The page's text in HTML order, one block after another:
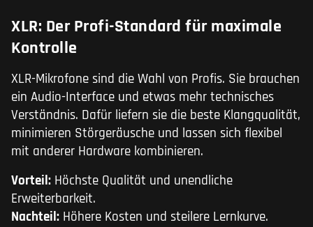
XLR: Der Profi-Standard für maximale
Kontrolle
XLR-Mikrofone sind die Wahl von Profis. Sie brauchen
ein Audio-Interface und etwas mehr technisches
Verständnis. Dafür liefern sie die beste Klangqualität,
minimieren Störgeräusche und lassen sich flexibel
mit anderer Hardware kombinieren.
Vorteil: Höchste Qualität und unendliche
Erweiterbarkeit.
Nachteil: Höhere Kosten und steilere Lernkurve.